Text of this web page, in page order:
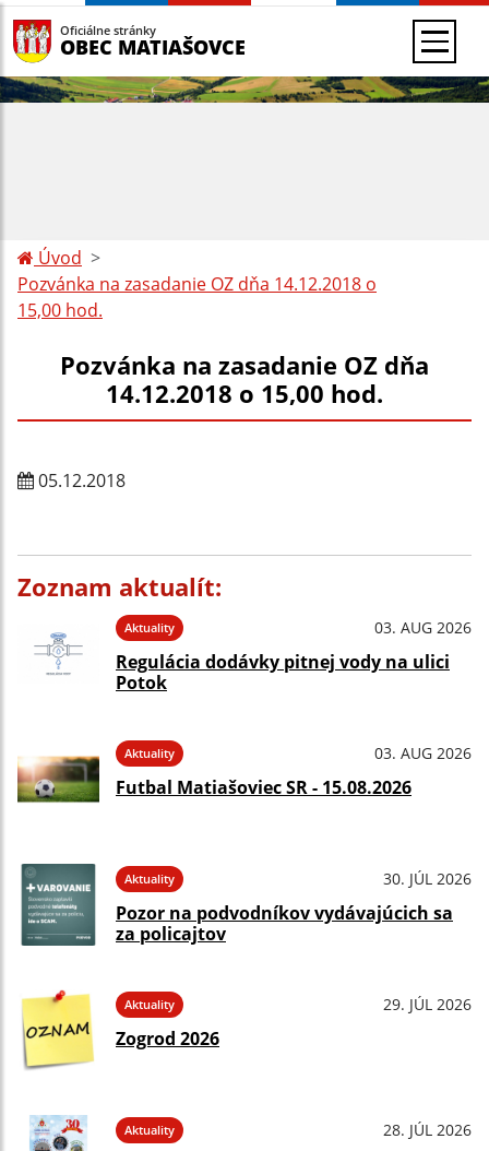
Oficiálne stránky
OBEC MATIAŠOVCE
Úvod
Pozvánka na zasadanie OZ dňa 14.12.2018 o
15,00 hod.
Pozvánka na zasadanie OZ dňa
14.12.2018 o 15,00 hod.
05.12.2018
Zoznam aktualít:
Aktuality 03. AUG 2026
Regulácia dodávky pitnej vody na ulici
Potok
Aktuality 03. AUG 2026
Futbal Matiašoviec SR - 15.08.2026
Aktuality 30. JÚL 2026
Pozor na podvodníkov vydávajúcich sa
za policajtov
Aktuality 29. JÚL 2026
Zogrod 2026
Aktuality 28. JÚL 2026